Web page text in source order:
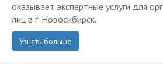
оказывает экспертные услуги для
лиц в г. Новосибирск.
Узнать больше